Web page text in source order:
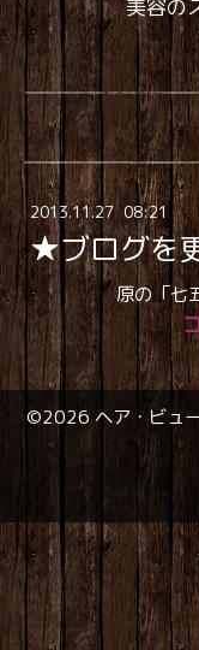
美容の
2013.11.27 08:21
★ブログを
原の「七
©2026ヘア・ビュ